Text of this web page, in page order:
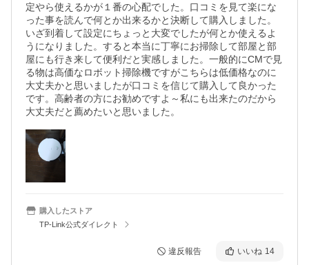
定やら使えるかが１番の心配でした。口コミを見て楽にな
った事を読んで何とか出来るかと決断して購入しました。
いざ到着して設定にちょっと大変でしたが何とか使えるよ
うになりました。すると本当に丁寧にお掃除して部屋と部
屋にも行き来して便利だと実感しました。一般的にCMで見
る物は高価なロボット掃除機ですがこちらは低価格なのに
大丈夫かと思いましたが口コミを信じて購入して良かった
です。高齢者の方にお勧めですよ～私にも出来たのだから
大丈夫だと薦めたいと思いました。
購入したストア
TP-Link公式ダイレクト
違反報告 いいね 14